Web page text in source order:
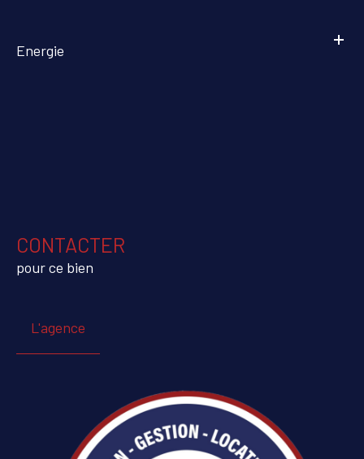
Energie
CONTACTER
pour ce bien
L'agence